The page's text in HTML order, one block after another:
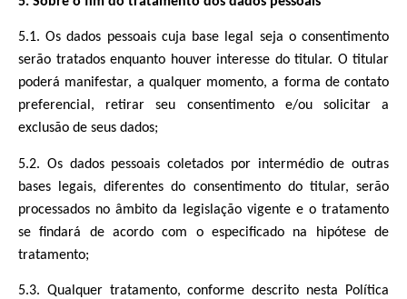
5.1. Os dados pessoais cuja base legal seja o consentimento
serão tratados enquanto houver interesse do titular. O titular
poderá manifestar, a qualquer momento, a forma de contato
preferencial, retirar seu consentimento e/ou solicitar a
exclusão de seus dados;
5.2. Os dados pessoais coletados por intermédio de outras
bases legais, diferentes do consentimento do titular, serão
processados no âmbito da legislação vigente e o tratamento
se findará de acordo com o especificado na hipótese de
tratamento;
5.3. Qualquer tratamento, conforme descrito nesta Política